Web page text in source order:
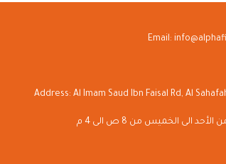
Email:
Address: Al Imam Saud Ibn Faisal Rd, Al
الى الخميس من 8 ص الى 4 م